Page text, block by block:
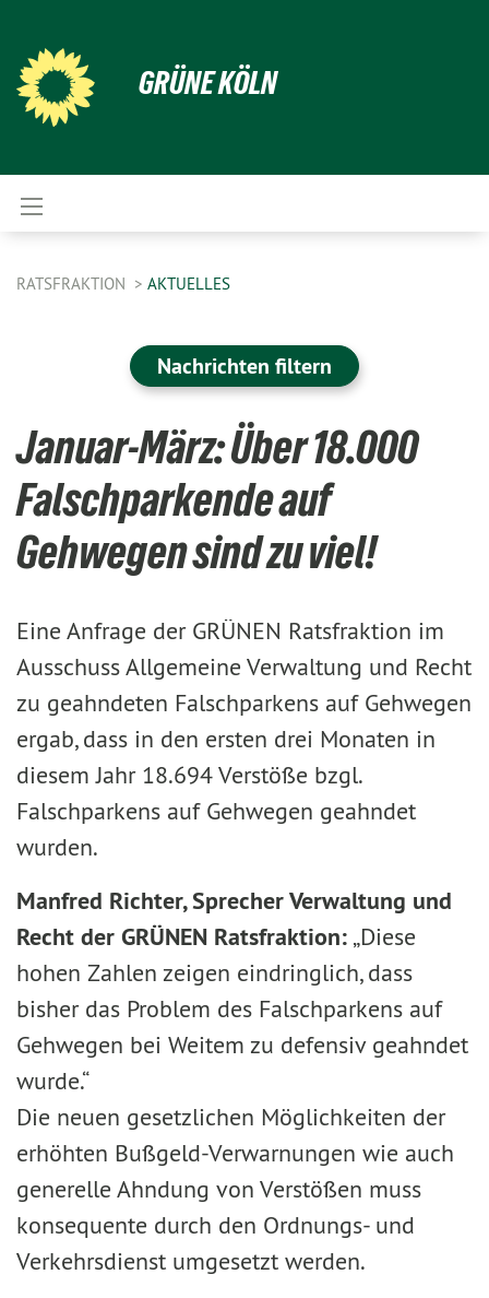
GRÜNE KÖLN
RATSFRAKTION AKTUELLES
Nachrichten filtern
Januar-März: Über 18.000
Falschparkende auf
Gehwegen sind zu viel!
Eine Anfrage der GRÜNEN Ratsfraktion im
Ausschuss Allgemeine Verwaltung und Recht
zu geahndeten Falschparkens auf Gehwegen
ergab, dass in den ersten drei Monaten in
diesem Jahr 18.694 Verstöße bzgl.
Falschparkens auf Gehwegen geahndet
wurden.
Manfred Richter, Sprecher Verwaltung und
Recht der GRÜNEN Ratsfraktion: „Diese
hohen Zahlen zeigen eindringlich, dass
bisher das Problem des Falschparkens auf
Gehwegen bei Weitem zu defensiv geahndet
wurde.“
Die neuen gesetzlichen Möglichkeiten der
erhöhten Bußgeld-Verwarnungen wie auch
generelle Ahndung von Verstößen muss
konsequente durch den Ordnungs- und
Verkehrsdienst umgesetzt werden.